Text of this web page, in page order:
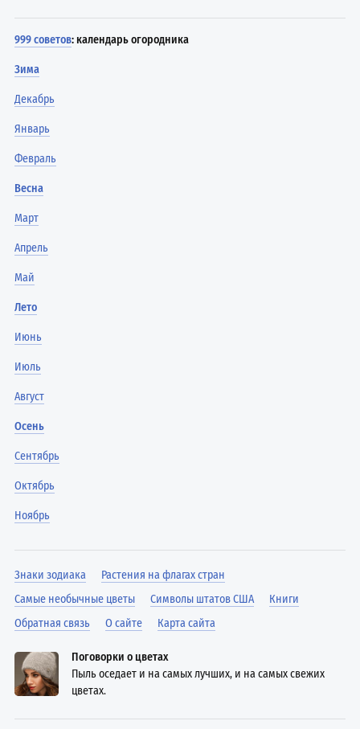
999 советов: календарь огородника
Зима
Декабрь
Январь
Февраль
Весна
Март
Апрель
Май
Лето
Июнь
Июль
Август
Осень
Сентябрь
Октябрь
Ноябрь
Знаки зодиака
Растения на флагах стран
Самые необычные цветы
Символы штатов США
Книги
Обратная связь
О сайте Карта сайта
Поговорки о цветах
Пыль оседает и на самых лучших, и на самых свежих
цветах.